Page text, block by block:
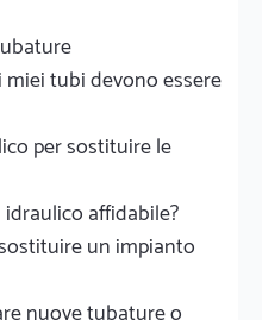
miei tubi devono essere
per sostituire le
affidabile?
un impianto